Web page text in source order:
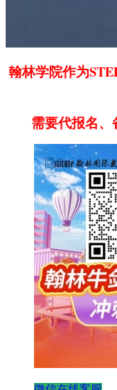
翰林学院作为
需要代报名